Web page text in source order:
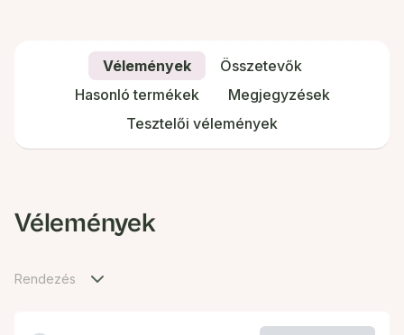
Vélemények
Összetevők
Hasonló termékek
Megjegyzések
Tesztelői vélemények
Vélemények
Rendezés